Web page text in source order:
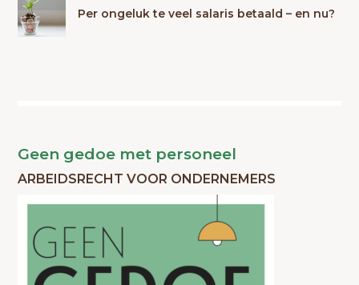
Per ongeluk te veel salaris betaald – en nu?
Geen gedoe met personeel
ARBEIDSRECHT VOOR ONDERNEMERS